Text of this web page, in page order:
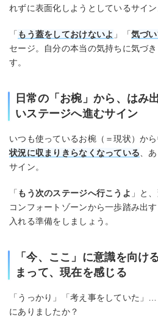
れずに表面化しようとしているサイン
「 もう蓋をしておけないよ 」「気づい
セージ。自分の本当の気持ちに気づ
す。
日常の「お椀」から、はみ
いステージへ進むサイン
いつも使っているお椀（＝現状）から
状況に収まりきらなくなっている 、
サイン。
「 もう次のステージへ行こうよ 」と
コンフォートゾーンから一歩踏み出
入れる準備をしましょう。
「今、ここ」に意識を向け
まって、現在を感じる
「うっかり」「考え事をしていた」
にありましたか？